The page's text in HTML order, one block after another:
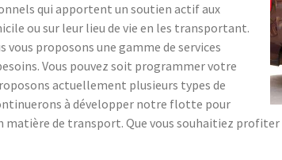
qui apportent un soutien actif aux
ou sur leur lieu de vie en les transportant.
proposons une gamme de services
Vous pouvez soit programmer votre
actuellement plusieurs types de
à développer notre flotte pour
matière de transport. Que vous souhaitiez